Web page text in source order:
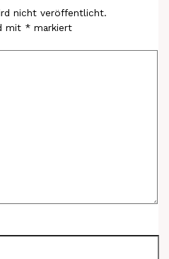
nicht veröffentlicht.
mit *markiert